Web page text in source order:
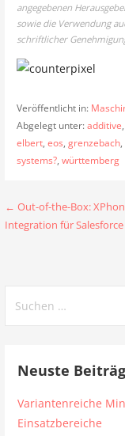
angegebenen
sowie die Verwendung
schriftlicher
Veröffentlicht in:
Abgelegt unter:additive,
elbert, eos, grenzebach,
systems?, württemberg
← Out-of-the-Box:
Integration für Salesforce
nach:
Neuste
Variantenreiche
Einsatzbereiche